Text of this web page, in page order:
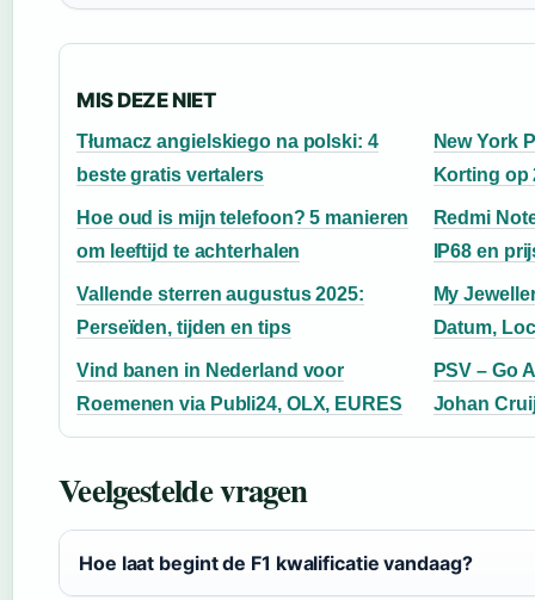
MIS DEZE NIET
Tłumacz angielskiego na polski: 4
beste gratis vertalers
New York
Korting op
Hoe oud is mijn telefoon? 5 manieren
om leeftijd te achterhalen
Redmi
IP68 en
Vallende sterren augustus 2025:
Perseïden, tijden en tips
My
Datum,
Vind banen in Nederland voor
Roemenen via Publi24, OLX, EURES
PSV – Go
Johan
Veelgestelde vragen
Hoe laat begint de F1 kwalificatie vandaag?